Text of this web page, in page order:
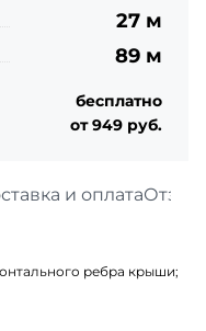
и оплата
ребра крыши;
27 м
89 м
бесплатно
от 949 руб.